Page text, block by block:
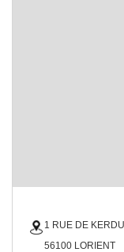
1 RUE DE
56100 LORIENT